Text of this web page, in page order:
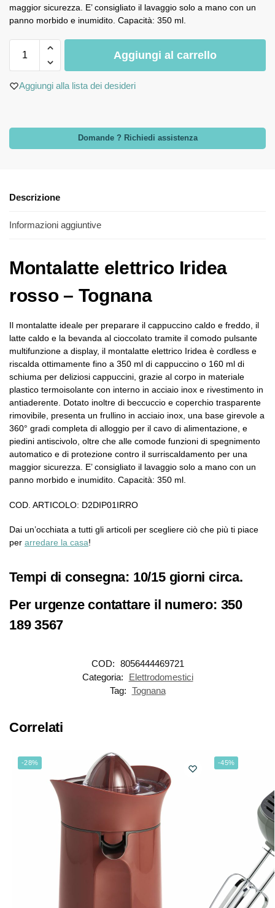
maggior sicurezza. E’ consigliato il lavaggio solo a mano con un
panno morbido e inumidito. Capacità: 350 ml.
Aggiungi al carrello
Aggiungi alla lista dei desideri
Domande ? Richiedi assistenza
Descrizione
Informazioni aggiuntive
Montalatte elettrico Iridea
rosso – Tognana
Il montalatte ideale per preparare il cappuccino caldo e freddo, il
latte caldo e la bevanda al cioccolato tramite il comodo pulsante
multifunzione a display, il montalatte elettrico Iridea è cordless e
riscalda ottimamente fino a 350 ml di cappuccino o 160 ml di
schiuma per deliziosi cappuccini, grazie al corpo in materiale
plastico termoisolante con interno in acciaio inox e rivestimento in
antiaderente. Dotato inoltre di beccuccio e coperchio trasparente
rimovibile, presenta un frullino in acciaio inox, una base girevole a
360° gradi completa di alloggio per il cavo di alimentazione, e
piedini antiscivolo, oltre che alle comode funzioni di spegnimento
automatico e di protezione contro il surriscaldamento per una
maggior sicurezza. E’ consigliato il lavaggio solo a mano con un
panno morbido e inumidito. Capacità: 350 ml.
COD. ARTICOLO: D2DIP01IRRO
Dai un’occhiata a tutti gli articoli per scegliere ciò che più ti piace
per arredare la casa!
Tempi di consegna: 10/15 giorni circa.
Per urgenze contattare il numero: 350
189 3567
COD: 8056444469721
Categoria:
Elettrodomestici
Tag: Tognana
Correlati
-28% -45%